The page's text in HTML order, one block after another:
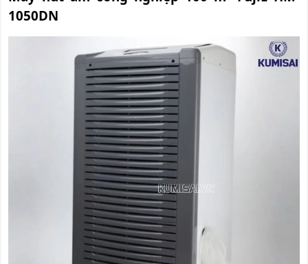
1050DN